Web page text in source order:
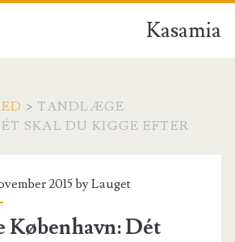
Kasamia
> TANDLÆGE
SKAL DU KIGGE EFTER
2015 byLauget
København: Dét